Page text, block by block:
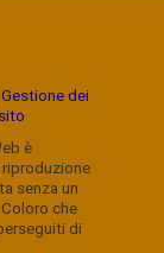
Gestione dei
è
senza un
che
di